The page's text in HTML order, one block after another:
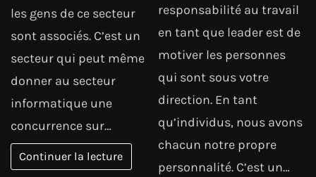
les gens de ce secteur
sont associés. C’est un
secteur qui peut même
donner au secteur
informatique une
concurrence sur…
Continuer la lecture
responsabilité au travail
en tant que leader est de
motiver les personnes
qui sont sous votre
direction. En tant
qu’individus, nous avons
chacun notre propre
personnalité. C’est un…